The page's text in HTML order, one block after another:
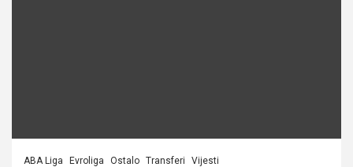
ABA Liga Evroliga Ostalo Transferi Vijesti